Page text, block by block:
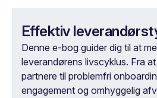
Effektiv
Denne e-bog guider dig til at
leverandørens livscyklus. Fra
partnere til problemfri
engagement og omhyggelig